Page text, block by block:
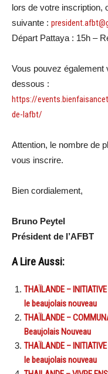
lors de votre inscription,
suivante :
Départ Pattaya : 15h –
Vous pouvez également
dessous :
https://
de-lafbt/
Attention, le nombre de
vous inscrire.
Bien cordialement,
Bruno Peytel
Président de l’AFBT
A Lire Aussi:
THAÏLANDE –
le beaujolais nouveau
THAÏLANDE –
Beaujolais Nouveau
THAÏLANDE –
le beaujolais nouveau